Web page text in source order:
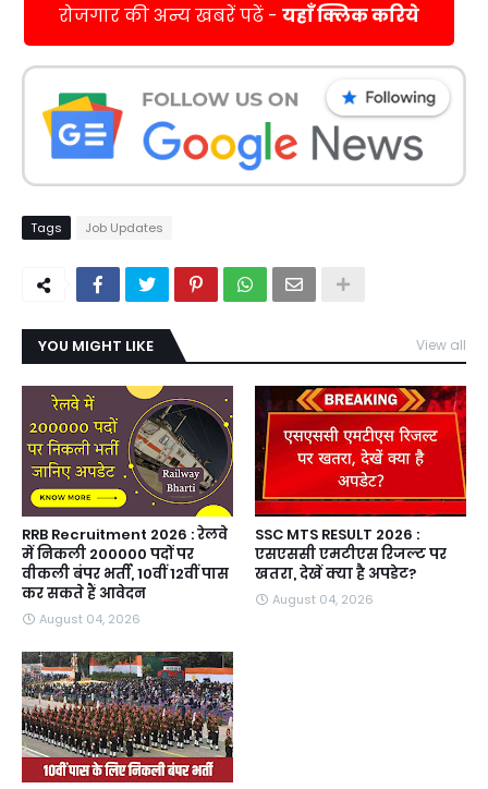
रोजगार की अन्य खबरें पढें - यहाँ क्लिक करिये
Tags Job Updates
YOU MIGHT LIKE View all
RRB Recruitment 2026 : रेलवे
में निकली 200000 पदों पर
वीकली बंपर भर्ती, 10वीं 12वीं पास
कर सकते हैं आवेदन
August 04, 2026
SSC MTS RESULT 2026 :
एसएससी एमटीएस रिजल्ट पर
खतरा, देखें क्या है अपडेट?
August 04, 2026